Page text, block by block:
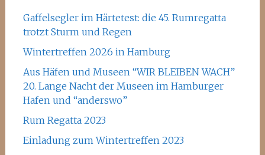
Gaffelsegler im Härtetest: die 45. Rumregatta
trotzt Sturm und Regen
Wintertreffen 2026 in Hamburg
Aus Häfen und Museen “WIR BLEIBEN WACH”
20. Lange Nacht der Museen im Hamburger
Hafen und “anderswo”
Rum Regatta 2023
Einladung zum Wintertreffen 2023